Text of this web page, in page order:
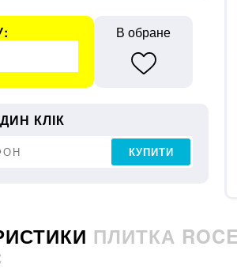
В обране
КЛІК
КУПИТИ
ПЛИТКА